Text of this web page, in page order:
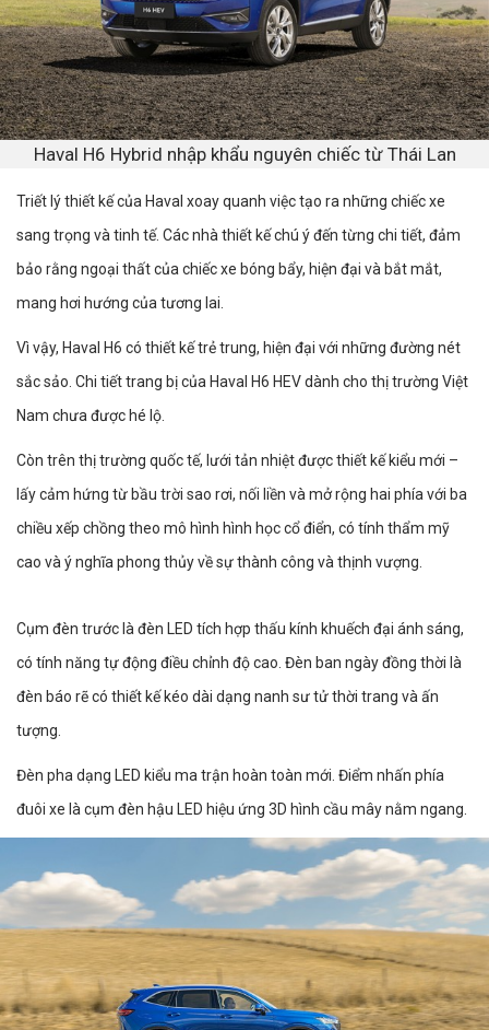
Haval H6 Hybrid nhập khẩu nguyên chiếc từ Thái Lan
Triết lý thiết kế của Haval xoay quanh việc tạo ra những chiếc xe
sang trọng và tinh tế. Các nhà thiết kế chú ý đến từng chi tiết, đảm
bảo rằng ngoại thất của chiếc xe bóng bẩy, hiện đại và bắt mắt,
mang hơi hướng của tương lai.
Vì vậy, Haval H6 có thiết kế trẻ trung, hiện đại với những đường nét
sắc sảo. Chi tiết trang bị của Haval H6 HEV dành cho thị trường Việt
Nam chưa được hé lộ.
Còn trên thị trường quốc tế, lưới tản nhiệt được thiết kế kiểu mới –
lấy cảm hứng từ bầu trời sao rơi, nối liền và mở rộng hai phía với ba
chiều xếp chồng theo mô hình hình học cổ điển, có tính thẩm mỹ
cao và ý nghĩa phong thủy về sự thành công và thịnh vượng.
Cụm đèn trước là đèn LED tích hợp thấu kính khuếch đại ánh sáng,
có tính năng tự động điều chỉnh độ cao. Đèn ban ngày đồng thời là
đèn báo rẽ có thiết kế kéo dài dạng nanh sư tử thời trang và ấn
tượng.
Đèn pha dạng LED kiểu ma trận hoàn toàn mới. Điểm nhấn phía
đuôi xe là cụm đèn hậu LED hiệu ứng 3D hình cầu mây nằm ngang.